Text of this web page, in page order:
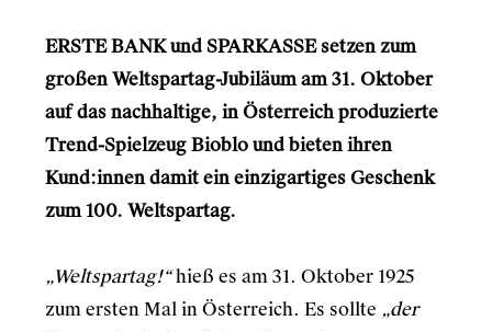
Monsterfreunde
Info
Kontakt
ERSTE BANK und SPARKASSE setzen zum
großen Weltspartag-Jubiläum am 31. Oktober
auf das nachhaltige, in Österreich produzierte
Trend-Spielzeug Bioblo und bieten ihren
Kund:innen damit ein einzigartiges Geschenk
zum 100. Weltspartag.
„Weltspartag!“hieß es am 31. Oktober 1925
zum ersten Mal in Österreich. Es sollte „der